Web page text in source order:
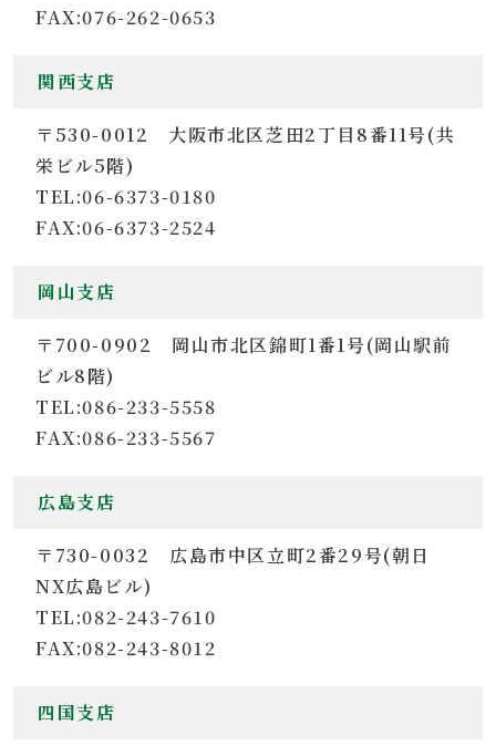
FAX:076-262-0653
関西支店
〒530-0012 大阪市北区芝田2丁目8番11号(共
栄ビル5階)
TEL:06-6373-0180
FAX:06-6373-2524
岡山支店
〒700-0902 岡山市北区錦町1番1号(岡山駅前
ビル8階)
TEL:086-233-5558
FAX:086-233-5567
広島支店
〒730-0032 広島市中区立町2番29号(朝日
NX広島ビル)
TEL:082-243-7610
FAX:082-243-8012
四国支店